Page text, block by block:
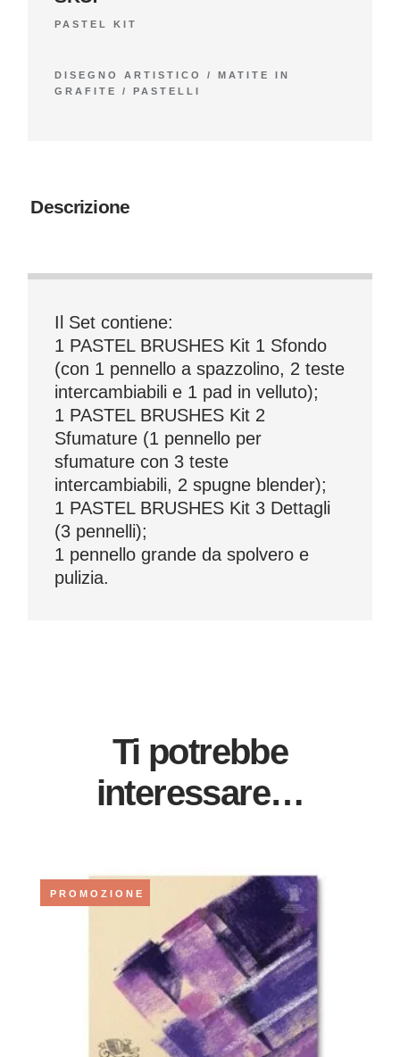
PASTEL KIT
DISEGNO ARTISTICO /MATITE IN
GRAFITE
/PASTELLI
Descrizione
Il Set contiene:
1 PASTEL BRUSHES Kit 1 Sfondo
(con 1 pennello a spazzolino, 2 teste
intercambiabili e 1 pad in velluto);
1 PASTEL BRUSHES Kit 2
Sfumature (1 pennello per
sfumature con 3 teste
intercambiabili, 2 spugne blender);
1 PASTEL BRUSHES Kit 3 Dettagli
(3 pennelli);
1 pennello grande da spolvero e
pulizia.
Ti potrebbe
interessare…
PROMOZIONE